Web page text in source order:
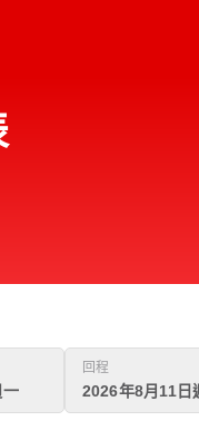
回程
2026年8月11日